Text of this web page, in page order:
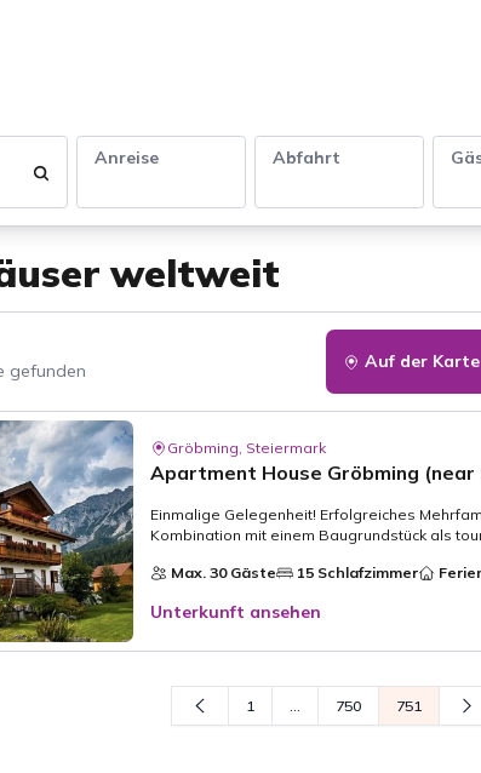
Anreise Abfahrt
weltweit
gefunden Auf der
Gröbming, Steiermark
Apartment House Gröbming (near
Einmalige Gelegenheit! Erfolgreiches
Kombination mit einem Baugrundstück als
Max. 30 Gäste 15 Schlafzimmer
Unterkunft ansehen
1 750 751